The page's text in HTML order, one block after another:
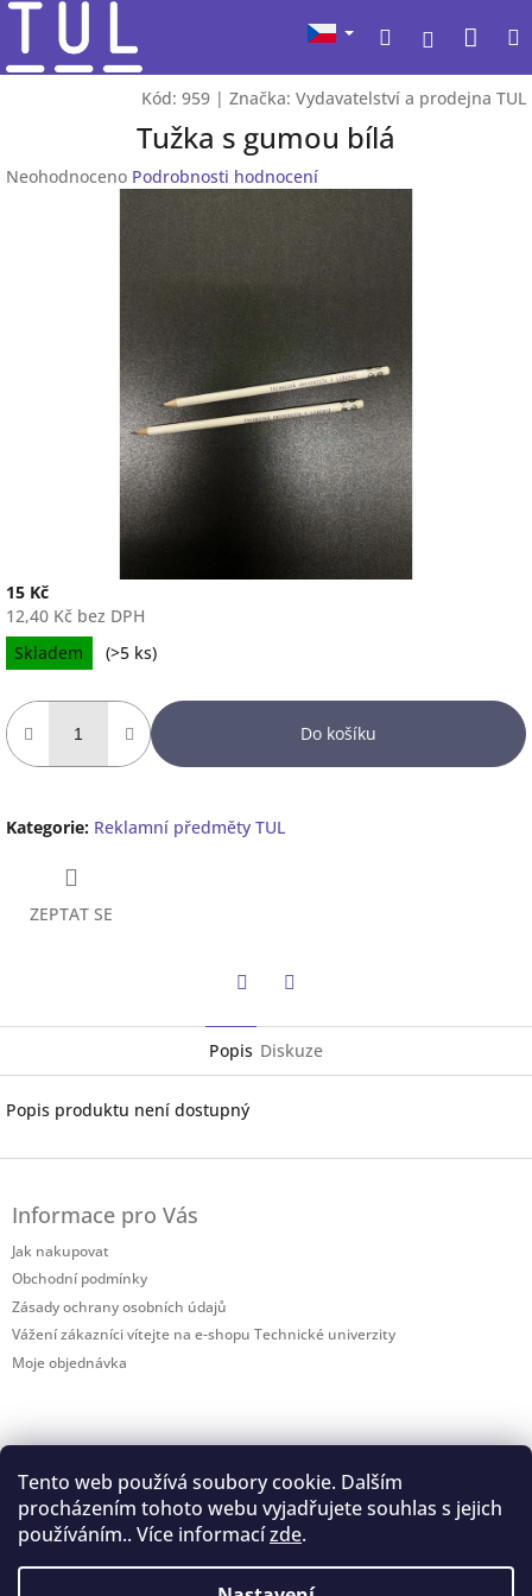
Tento web používá soubory cookie. Dalším
procházením tohoto webu vyjadřujete souhlas s jejich
používáním.. Více informacízde.
Přejít
obsah
Hledat
Kód: 959 | Značka: Vydavatelství a prodejna TUL
Tužka s gumou bílá
Průměrné
Neohodnoceno Podrobnosti hodnocení
15 Kč
12,40 Kč bez DPH
Měrná
cena:
Skladem (>5 ks)
Do košíku
Kategorie: Reklamní předměty TUL
ZEPTAT SE
Popis Diskuze
Popis produktu není dostupný
Z
Informace pro Vás
Jak nakupovat
Obchodní podmínky
Zásady ochrany osobních údajů
Vážení zákazníci vítejte na e-shopu Technické univerzity
Moje objednávka
Shoptet.cz